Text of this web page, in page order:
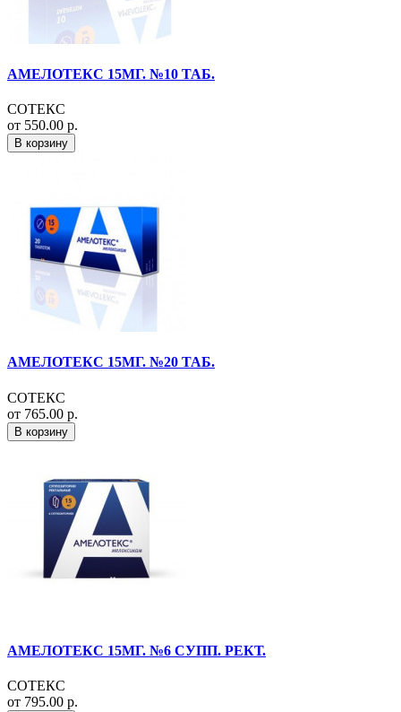
АМЕЛОТЕКС 15МГ. №10 ТАБ.
СОТЕКС
от 550.00 р.
В корзину
АМЕЛОТЕКС 15МГ. №20 ТАБ.
СОТЕКС
от 765.00 р.
В корзину
АМЕЛОТЕКС 15МГ. №6 СУПП. РЕКТ.
СОТЕКС
от 795.00 р.